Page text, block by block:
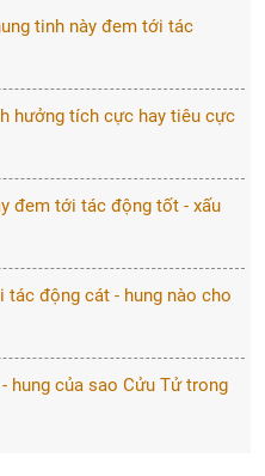
tinh này đem tới tác
hưởng tích cực hay tiêu cực
đem tới tác động tốt - xấu
tác động cát - hung nào cho
hung của sao Cửu Tử trong